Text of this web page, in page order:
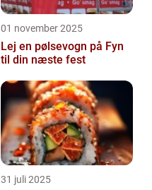
01 november 2025
Lej en pølsevogn på Fyn
til din næste fest
31 juli 2025